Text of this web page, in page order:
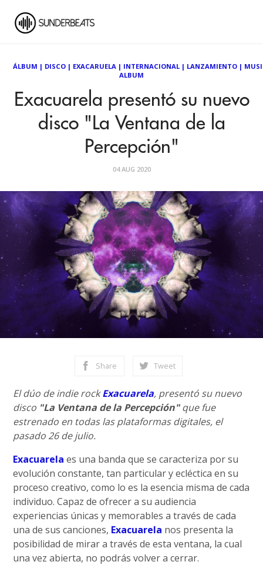
ÁLBUM | DISCO | EXACARUELA | INTERNACIONAL | LANZAMIENTO |
ALBUM
Exacuarela presentó su nuevo
disco "La Ventana de la
Percepción"
04 AUG 2020
Share Tweet
El dúo de indie rockExacuarela, presentó su nuevo
disco "La Ventana de la Percepción"que fue
estrenado en todas las plataformas digitales, el
pasado 26 de julio.
Exacuarela es una banda que se caracteriza por su
evolución constante, tan particular y ecléctica en su
proceso creativo, como lo es la esencia misma de cada
individuo. Capaz de ofrecer a su audiencia
experiencias únicas y memorables a través de cada
una de sus canciones, Exacuarela nos presenta la
posibilidad de mirar a través de esta ventana, la cual
una vez abierta, no podrás volver a cerrar.